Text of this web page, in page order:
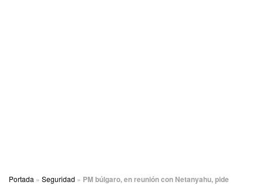
Portada » Seguridad » PM búlgaro, en reunión con Netanyahu, pide